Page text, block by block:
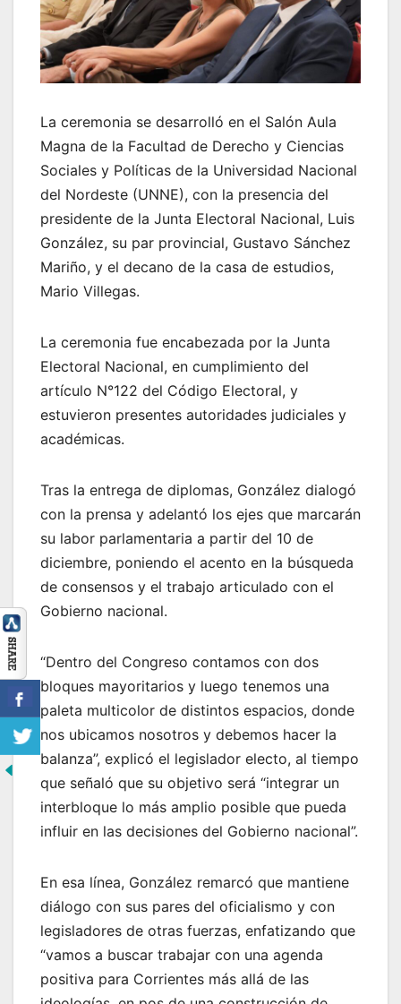
La ceremonia se desarrolló en el Salón Aula
Magna de la Facultad de Derecho y Ciencias
Sociales y Políticas de la Universidad Nacional
del Nordeste (UNNE), con la presencia del
presidente de la Junta Electoral Nacional, Luis
González, su par provincial, Gustavo Sánchez
Mariño, y el decano de la casa de estudios,
Mario Villegas.
La ceremonia fue encabezada por la Junta
Electoral Nacional, en cumplimiento del
artículo N°122 del Código Electoral, y
estuvieron presentes autoridades judiciales y
académicas.
Tras la entrega de diplomas, González dialogó
con la prensa y adelantó los ejes que marcarán
su labor parlamentaria a partir del 10 de
diciembre, poniendo el acento en la búsqueda
de consensos y el trabajo articulado con el
Gobierno nacional.
“Dentro del Congreso contamos con dos
bloques mayoritarios y luego tenemos una
paleta multicolor de distintos espacios, donde
nos ubicamos nosotros y debemos hacer la
balanza”, explicó el legislador electo, al tiempo
que señaló que su objetivo será “integrar un
interbloque lo más amplio posible que pueda
influir en las decisiones del Gobierno nacional”.
En esa línea, González remarcó que mantiene
diálogo con sus pares del oficialismo y con
legisladores de otras fuerzas, enfatizando que
“vamos a buscar trabajar con una agenda
positiva para Corrientes más allá de las